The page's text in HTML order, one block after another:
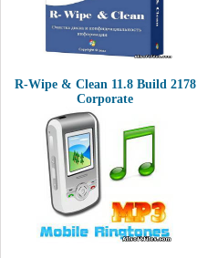
R-Wipe & Clean 11.8 Build 2178
Corporate